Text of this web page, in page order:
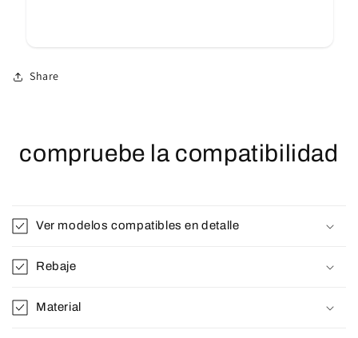
Share
compruebe la compatibilidad
Ver modelos compatibles en detalle
Rebaje
Material